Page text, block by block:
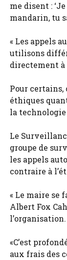
me disent :
mandarin, tu
« Les appels
utilisons
directement à
Pour certains,
éthiques
la
Le
groupe de
les appels
contraire à
« Le maire se
Albert Fox
l’organisation.
«C’est
aux frais des